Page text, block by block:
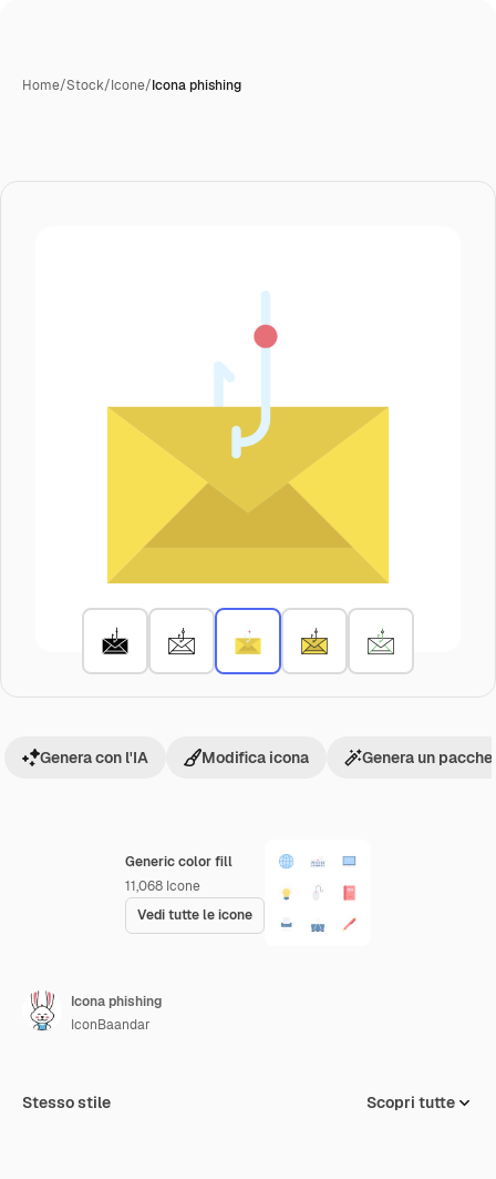
Home/Stock/Icone/Icona phishing
Generic color fill
11,068 Icone
Vedi tutte le icone
Genera con l'IA Modifica icona Genera un
Icona phishing
IconBaandar
Stesso stile Scopri tutte